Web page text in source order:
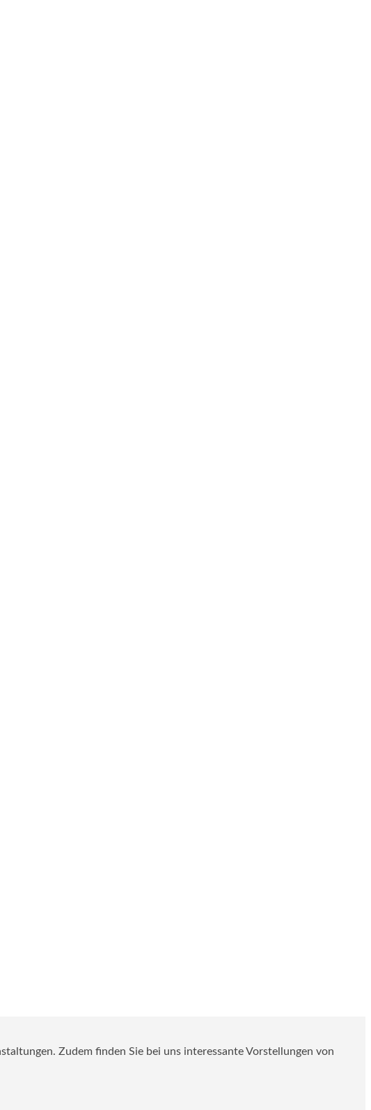
Zudem finden Sie bei uns interessante Vorstellungen von